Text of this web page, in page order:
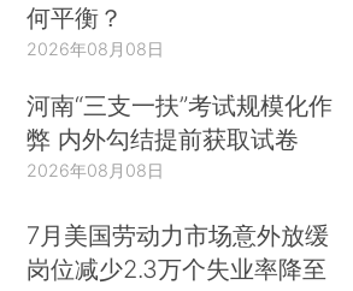
何平衡？
2026年08月08日
河南“三支一扶”考试规模化作
弊 内外勾结提前获取试卷
2026年08月08日
7月美国劳动力市场意外放缓
岗位减少2.3万个失业率降至